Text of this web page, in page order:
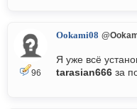
96
Ookami08
Я уже всё
tarasian666 за